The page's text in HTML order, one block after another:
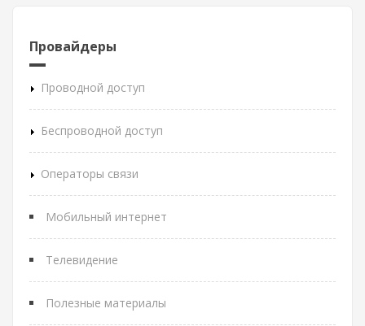
Провайдеры
Проводной доступ
Беспроводной доступ
Операторы связи
Мобильный интернет
Телевидение
Полезные материалы